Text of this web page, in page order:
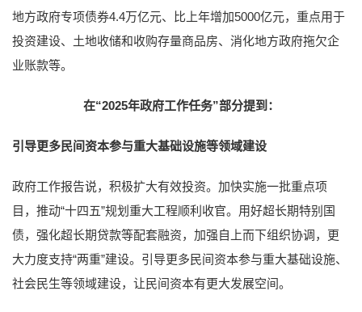
地方政府专项债券4.4万亿元、比上年增加5000亿元，重点用于
投资建设、土地收储和收购存量商品房、消化地方政府拖欠企
业账款等。
在“2025年政府工作任务”部分提到：
引导更多民间资本参与重大基础设施等领域建设
政府工作报告说，积极扩大有效投资。加快实施一批重点项
目，推动“十四五”规划重大工程顺利收官。用好超长期特别国
债，强化超长期贷款等配套融资，加强自上而下组织协调，更
大力度支持“两重”建设。引导更多民间资本参与重大基础设施、
社会民生等领域建设，让民间资本有更大发展空间。